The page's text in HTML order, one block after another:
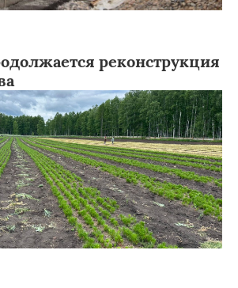
реконструкция